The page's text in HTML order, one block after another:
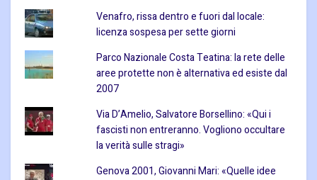
Venafro, rissa dentro e fuori dal locale:
licenza sospesa per sette giorni
Parco Nazionale Costa Teatina: la rete delle
aree protette non è alternativa ed esiste dal
2007
Via D’Amelio, Salvatore Borsellino: «Qui i
fascisti non entreranno. Vogliono occultare
la verità sulle stragi»
Genova 2001, Giovanni Mari: «Quelle idee